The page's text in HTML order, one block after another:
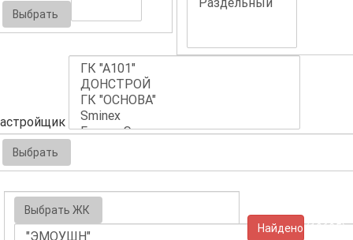
Выбрать
Выбрать
Выбрать ЖК
Найдено (10625)